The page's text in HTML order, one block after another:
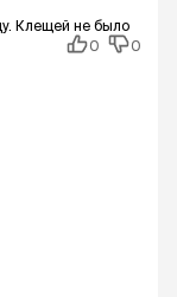
Клещей не было
0
0